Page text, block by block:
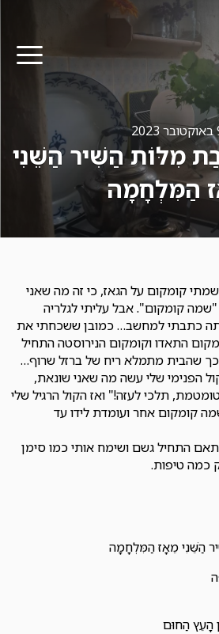
מִלּוֹת הַשִּׁיר הַשֵּׁנִי
הַמִּלְחָמָה
קומקום על הגאז, כי זה מה שאני
קומקום". אבל עליתי לגלריה
כתבתי למחשב… כמובן ששכחתי את
התאדו וקומקום הנירוסטה התחיל
שהבית מתמלא ריח של ברזל שרוף…
הפנימי שלי עשה מה שאני שונאת,
תלכי לעזה!" ואז הקול הרגיל שלי
קומקום אחר ועומדת לידו עד
התחיל גשם ושימח אותי כמו סימן
כמה טיפות.
הַשֵּׁנִי מֵאָז הַמִּלְחָמָה
הָעֵץ הַחוּם